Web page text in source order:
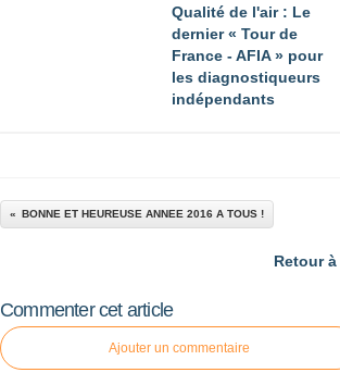
Qualité de l'air : Le
dernier « Tour de
France - AFIA » pour
les diagnostiqueurs
indépendants
BONNE ET HEUREUSE ANNEE 2016 A TOUS !
Retour
Commenter cet article
Ajouter un commentaire